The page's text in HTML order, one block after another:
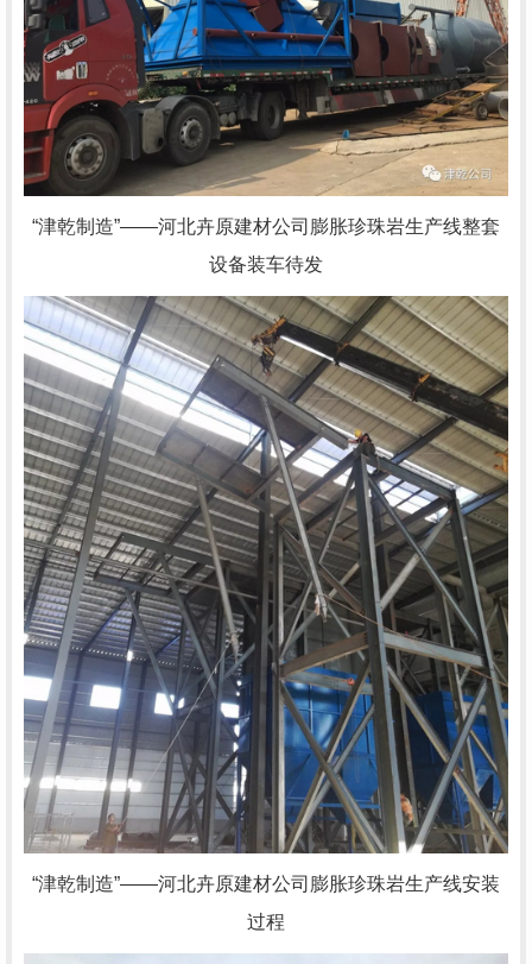
“津乾制造”——河北卉原建材公司膨胀珍珠岩生产线整套
设备装车待发
“津乾制造”——河北卉原建材公司膨胀珍珠岩生产线安装
过程